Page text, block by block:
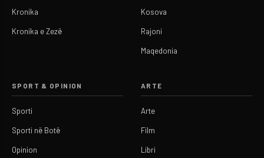
Kronika
Kronika e Zezë
Kosova
Rajoni
Maqedonia
SPORT & OPINION
Sporti
Sporti në Botë
Opinion
ARTE
Arte
Film
Libri